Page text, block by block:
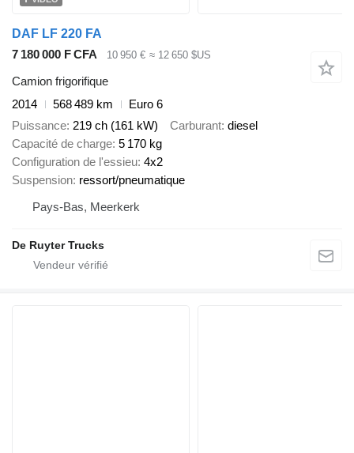
DAF LF 220 FA
7 180 000 F CFA
10 950 € ≈ 12 650 $US
Camion frigorifique
2014
568 489 km
Euro 6
Puissance 219 ch (161 kW) Carburant diesel
Capacité de charge 5 170 kg
Configuration de l'essieu 4x2
Suspension ressort/pneumatique
Pays-Bas, Meerkerk
De Ruyter Trucks